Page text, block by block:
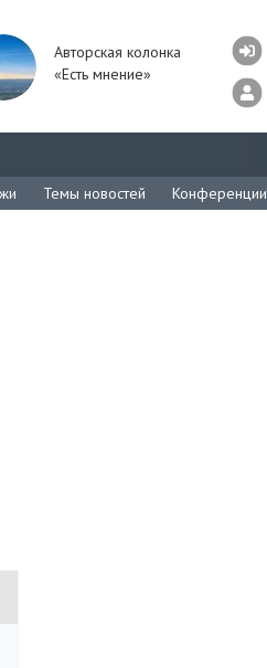
Авторская колонка
«Есть мнение»
Темы новостей Конференции